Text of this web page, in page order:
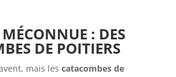
: DES
DE POITIERS
mais les catacombes de